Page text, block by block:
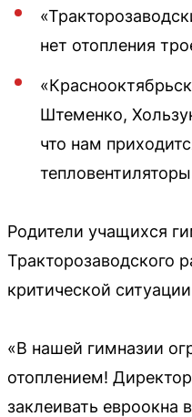
нет отопления
Штеменко,
что нам
Родители учащихся
Тракторозаводского
критической
«В нашей гимназии
отоплением!
заклеивать евроокна